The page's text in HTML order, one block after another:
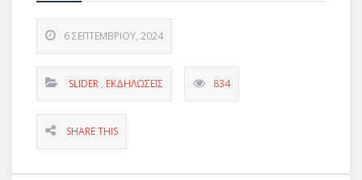
6 ΣΕΠΤΕΜΒΡΊΟΥ, 2024
SLIDER , ΕΚΔΗΛΏΣΕΙΣ 834
SHARE THIS